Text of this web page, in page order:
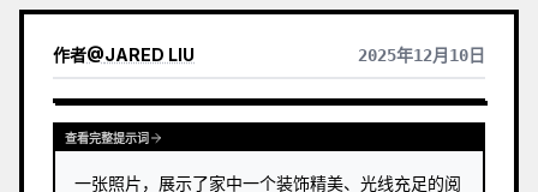
作者@JARED LIU 2025年12月10日
查看完整提示词
一张照片，展示了家中一个装饰精美、光线充足的阅